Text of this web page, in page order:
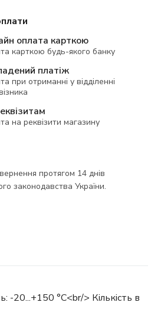
оплата карткою
карткою будь-якого банку
платіж
при отриманні у відділенні
на реквізити магазину
протягом 14 днів
законодавства України.
20...+150 °C<br/> Кількість в